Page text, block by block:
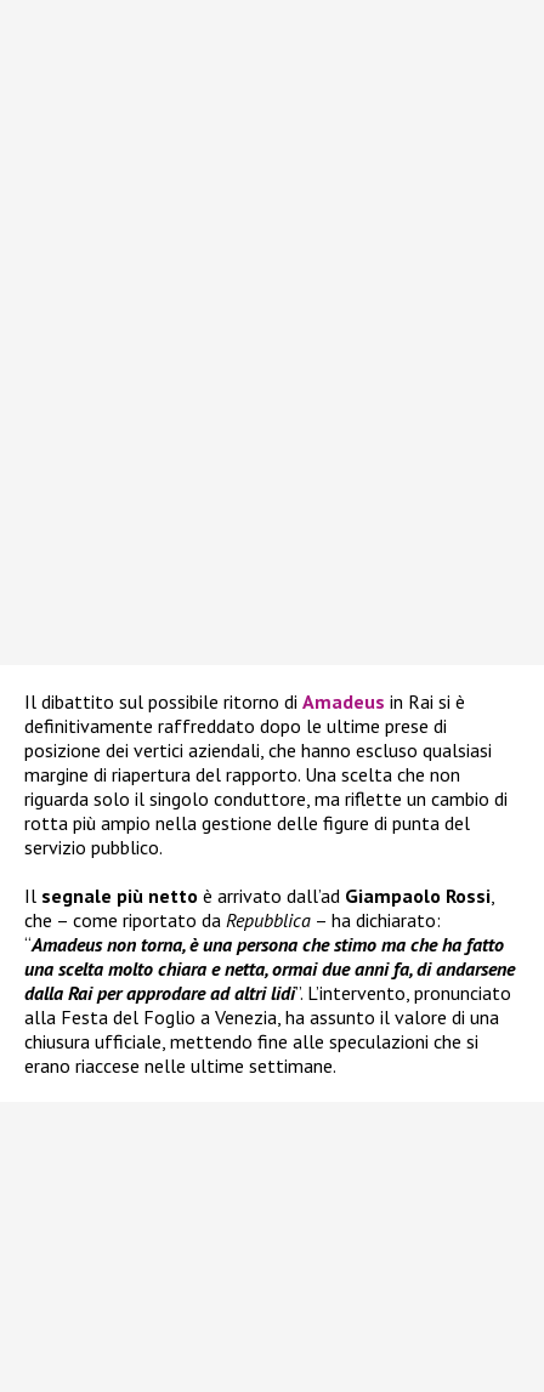
Il dibattito sul possibile ritorno di Amadeus in Rai si è
definitivamente raffreddato dopo le ultime prese di
posizione dei vertici aziendali, che hanno escluso qualsiasi
margine di riapertura del rapporto. Una scelta che non
riguarda solo il singolo conduttore, ma riflette un cambio di
rotta più ampio nella gestione delle figure di punta del
servizio pubblico.
Il segnale più netto è arrivato dall’ad Giampaolo Rossi,
che – come riportato da Repubblica – ha dichiarato:
“Amadeus non torna, è una persona che stimo ma che ha fatto
una scelta molto chiara e netta, ormai due anni fa, di andarsene
dalla Rai per approdare ad altri lidi”. L’intervento, pronunciato
alla Festa del Foglio a Venezia, ha assunto il valore di una
chiusura ufficiale, mettendo fine alle speculazioni che si
erano riaccese nelle ultime settimane.